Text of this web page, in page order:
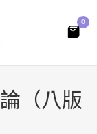
0
（八版